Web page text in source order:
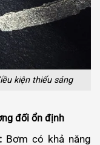
kiện thiếu sáng
đối ổn định
Bơm có khả năng